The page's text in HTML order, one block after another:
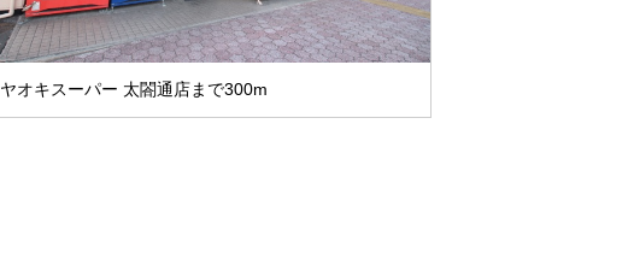
ヤオキスーパー 太閤通店まで300m